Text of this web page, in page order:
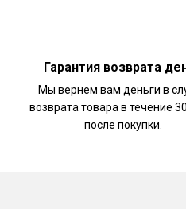
Гарантия возврата
Мы вернем вам деньги в
возврата товара в течение
после покупки.